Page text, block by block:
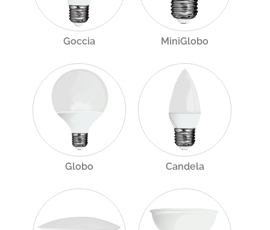
Goccia MiniGlobo
Globo Candela